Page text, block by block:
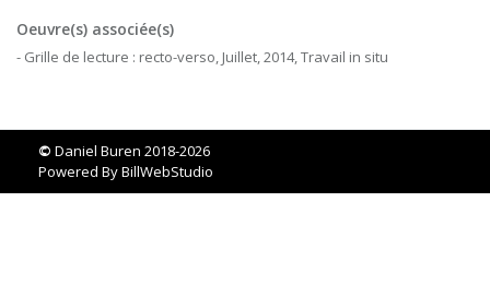
Oeuvre(s) associée(s)
- Grille de lecture : recto-verso, Juillet, 2014, Travail in situ
© Daniel Buren 2018-2026
Powered ByBillWebStudio